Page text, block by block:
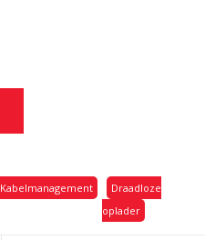
Kabelmanagement
Draadloze
oplader